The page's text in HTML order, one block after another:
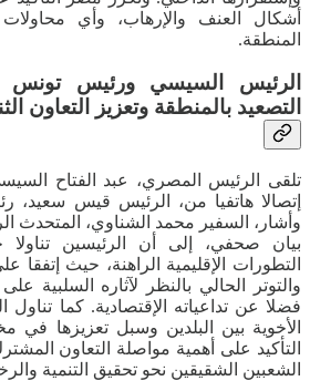
أشكال العنف والإرهاب، وأي
المنطقة.
الرئيس السيسي ورئيس
التصعيد بالمنطقة وتعزيز التعاون
تلقى الرئيس المصري، عبد الفتاح
إتصالا هاتفيا من، الرئيس قيس سعيد،
وأشار، السفير محمد الشناوي، المتحدث
بيان صحفي، إلى أن الرئيسين
التطورات الإقليمية الراهنة، حيث
والتوتر الحالي بالنظر لآثاره السلبية
فضلا عن تداعياته الإقتصادية. كما تناول
الأخوية بين البلدين وسبل تعزيزها في
التأكيد على أهمية مواصلة التعاون
الشعبين الشقيقين نحو تحقيق التنمية